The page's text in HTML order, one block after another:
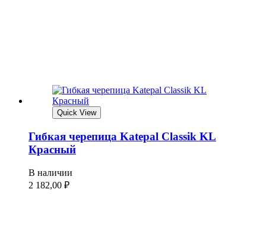
Quick View
Гибкая черепица Katepal Classik KL
Красный
В наличии
2 182,00 ₽